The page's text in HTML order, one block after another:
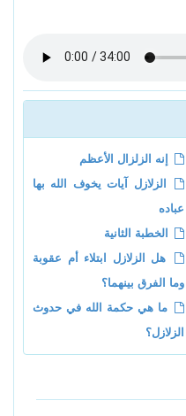
إنه الزلزال الأعظم
الزلازل آيات يخوف الله بها
عباده
الخطبة الثانية
هل الزلازل ابتلاء أم عقوبة
وما الفرق بينهما؟
ما هي حكمة الله في حدوث
الزلازل؟